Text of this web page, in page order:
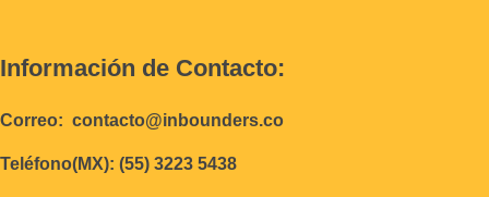
Información de Contacto:
Correo: contacto@inbounders.co
Teléfono(MX): (55) 3223 5438